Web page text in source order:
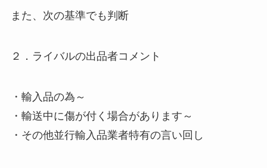
また、次の基準でも判断
２．ライバルの出品者コメント
・輸入品の為～
・輸送中に傷が付く場合があります～
・その他並行輸入品業者特有の言い回し